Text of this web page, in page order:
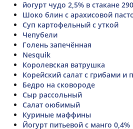
йогурт чудо 2,5% в стакане
Шоко блин с арахисовой
Суп картофельный с уткой
Чепубели
Голень запечённая
Nesquik
Королевская ватрушка
Корейский салат с грибами и
Бедро на сковороде
Сыр рассольный
Салат оюбимый
Куриные маффины
Йогурт питьевой с манго 0,4%